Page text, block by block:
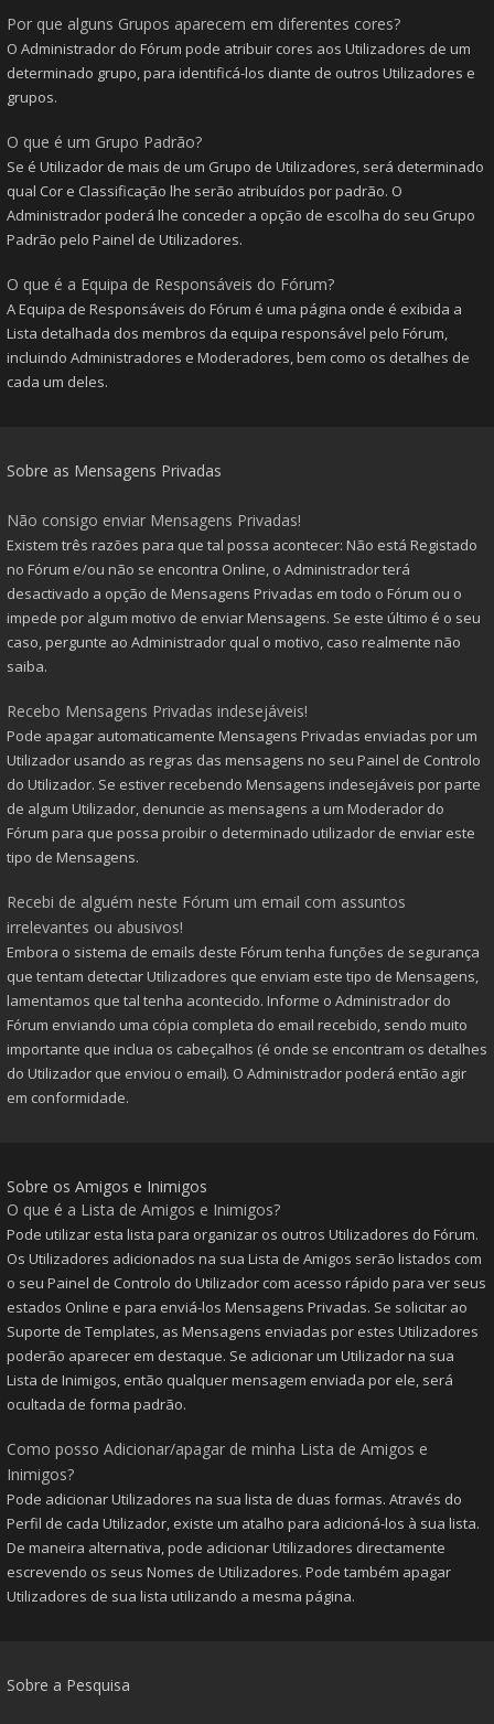
Por que alguns Grupos aparecem em diferentes cores?
O Administrador do Fórum pode atribuir cores aos Utilizadores de um
determinado grupo, para identificá-los diante de outros Utilizadores e
grupos.
O que é um Grupo Padrão?
Se é Utilizador de mais de um Grupo de Utilizadores, será determinado
qual Cor e Classificação lhe serão atribuídos por padrão. O
Administrador poderá lhe conceder a opção de escolha do seu Grupo
Padrão pelo Painel de Utilizadores.
O que é a Equipa de Responsáveis do Fórum?
A Equipa de Responsáveis do Fórum é uma página onde é exibida a
Lista detalhada dos membros da equipa responsável pelo Fórum,
incluindo Administradores e Moderadores, bem como os detalhes de
cada um deles.
Sobre as Mensagens Privadas
Não consigo enviar Mensagens Privadas!
Existem três razões para que tal possa acontecer: Não está Registado
no Fórum e/ou não se encontra Online, o Administrador terá
desactivado a opção de Mensagens Privadas em todo o Fórum ou o
impede por algum motivo de enviar Mensagens. Se este último é o seu
caso, pergunte ao Administrador qual o motivo, caso realmente não
saiba.
Recebo Mensagens Privadas indesejáveis!
Pode apagar automaticamente Mensagens Privadas enviadas por um
Utilizador usando as regras das mensagens no seu Painel de Controlo
do Utilizador. Se estiver recebendo Mensagens indesejáveis por parte
de algum Utilizador, denuncie as mensagens a um Moderador do
Fórum para que possa proibir o determinado utilizador de enviar este
tipo de Mensagens.
Recebi de alguém neste Fórum um email com assuntos
irrelevantes ou abusivos!
Embora o sistema de emails deste Fórum tenha funções de segurança
que tentam detectar Utilizadores que enviam este tipo de Mensagens,
lamentamos que tal tenha acontecido. Informe o Administrador do
Fórum enviando uma cópia completa do email recebido, sendo muito
importante que inclua os cabeçalhos (é onde se encontram os detalhes
do Utilizador que enviou o email). O Administrador poderá então agir
em conformidade.
Sobre os Amigos e Inimigos
O que é a Lista de Amigos e Inimigos?
Pode utilizar esta lista para organizar os outros Utilizadores do Fórum.
Os Utilizadores adicionados na sua Lista de Amigos serão listados com
o seu Painel de Controlo do Utilizador com acesso rápido para ver seus
estados Online e para enviá-los Mensagens Privadas. Se solicitar ao
Suporte de Templates, as Mensagens enviadas por estes Utilizadores
poderão aparecer em destaque. Se adicionar um Utilizador na sua
Lista de Inimigos, então qualquer mensagem enviada por ele, será
ocultada de forma padrão.
Como posso Adicionar/apagar de minha Lista de Amigos e
Inimigos?
Pode adicionar Utilizadores na sua lista de duas formas. Através do
Perfil de cada Utilizador, existe um atalho para adicioná-los à sua lista.
De maneira alternativa, pode adicionar Utilizadores directamente
escrevendo os seus Nomes de Utilizadores. Pode também apagar
Utilizadores de sua lista utilizando a mesma página.
Sobre a Pesquisa